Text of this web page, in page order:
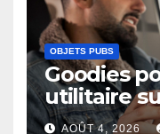
OBJETS PUBS
Goodies
utilitaire
AOÛT 4, 2026